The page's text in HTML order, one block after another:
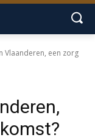
Vlaanderen, een zorg